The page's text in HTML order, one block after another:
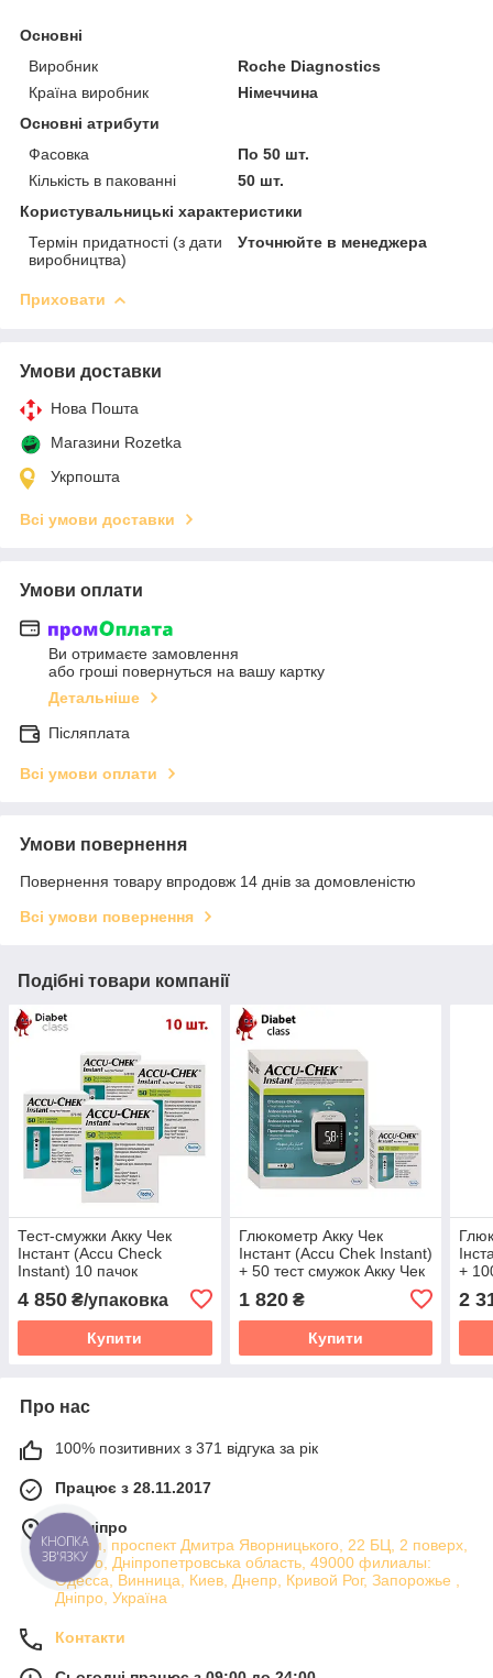
Основні
Виробник
Roche Diagnostics
Країна виробник
Німеччина
Основні атрибути
Фасовка
По 50 шт.
Кількість в пакованні
50 шт.
Користувальницькі характеристики
Термін придатності (з дати
виробництва)
Уточнюйте в менеджера
Приховати
Умови доставки
Нова Пошта
Магазини Rozetka
Укрпошта
Всі умови доставки
Умови оплати
Ви отримаєте замовлення
або гроші повернуться на вашу картку
Детальніше
Післяплата
Всі умови оплати
Умови повернення
Повернення товару впродовж 14 днів за домовленістю
Всі умови повернення
Подібні товари компанії
Тест-смужки Акку Чек
Інстант (Accu Check
Instant) 10 пачок
4 850 ₴/упаковка
Купити
Глюкометр Акку Чек
Інстант (Accu Chek Instant)
+ 50 тест смужок Акку Чек
Інстант за низькою ціною
1 820₴
Купити
+
2
Про нас
100% позитивних з 371 відгука за рік
Працює з 28.11.2017
м. Дніпро
Атріум, проспект Дмитра Яворницького, 22 БЦ, 2 поверх,
Дніпро, Дніпропетровська область, 49000 филиалы:
Одесса, Винница, Киев, Днепр, Кривой Рог, Запорожье ,
Дніпро, Україна
Контакти
КНОПКА
ЗВ'ЯЗКУ